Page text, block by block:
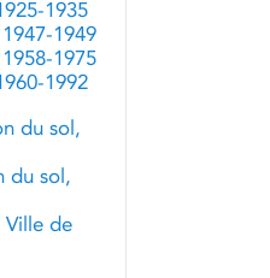
1935
1949
1975
1992
du sol,
du sol,
Ville de